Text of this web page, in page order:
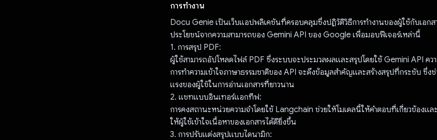
การทำงาน
Docu Genie เป็นเว็บแอปพลิเคชันที่ครอบคลุมซึ่งปฏิวัติวิธีการทำงานของผู้ใช้กับเอกส
ประโยชน์จากความสามารถของ Gemini API ของ Google เพื่อมอบฟีเจอร์เหล่านี้
1. การสรุป PDF:
ผู้ใช้สามารถอัปโหลดไฟล์ PDF ซึ่งระบบจะประมวลผลและสรุปโดยใช้ Gemini API คว
การทำความเข้าใจภาษาธรรมชาติของ API จะดึงข้อมูลสำคัญและสร้างสรุปที่กระชับ ซึ่ง
แรงของผู้ใช้ในการอ่านเอกสารที่ยาวนาน
2. แชทแบบอินเทอร์แอกทีฟ:
การคงสถานะหน่วยความจำโดยใช้ Langchain ช่วยให้โมเดลนี้ให้คำตอบที่เกี่ยวข้องแ
ให้ผู้ใช้เข้าใจเนื้อหาของเอกสารได้ดียิ่งขึ้น
3. การปรับแต่งสรุปแบบไดนามิก: